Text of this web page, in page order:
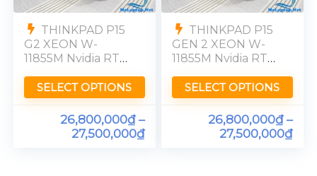
THINKPAD P15
G2 XEON W-
11855M Nvidia RTX
32GB SSD 512GB
UHD 4K
SELECT OPTIONS
26,800,000₫–
27,500,000₫
THINKPAD P15
GEN 2 XEON W-
11855M Nvidia RTX
32GB SSD 512GB
UHD 4K
SELECT OPTIONS
26,800,000₫–
27,500,000₫